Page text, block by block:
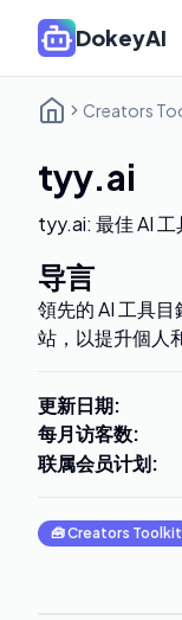
DokeyAI
Creators
tyy.ai
tyy.ai: 最佳 AI
导言
領先的 AI 工具
站，以提升個人
更新日期:
每月访客数:
联属会员计划:
🧰Creators Toolkit